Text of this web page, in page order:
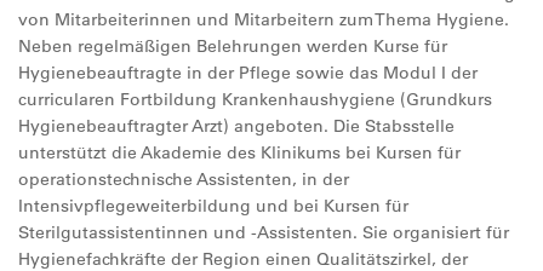
von Mitarbeiterinnen und Mitarbeitern zum Thema Hygiene.
Neben regelmäßigen Belehrungen werden Kurse für
Hygienebeauftragte in der Pflege sowie das Modul I der
curricularen Fortbildung Krankenhaushygiene (Grundkurs
Hygienebeauftragter Arzt) angeboten. Die Stabsstelle
unterstützt die Akademie des Klinikums bei Kursen für
operationstechnische Assistenten, in der
Intensivpflegeweiterbildung und bei Kursen für
Sterilgutassistentinnen und -Assistenten. Sie organisiert für
Hygienefachkräfte der Region einen Qualitätszirkel, der